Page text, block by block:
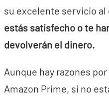
su excelente servicio al
estás satisfecho o te
devolverán el dinero.
Aunque hay razones
Amazon Prime, si no